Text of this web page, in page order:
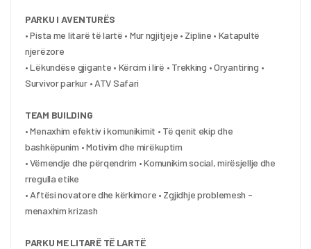
PARKU I AVENTURËS
• Pista me litarë të lartë • Mur ngjitjeje • Zipline • Katapultë
njerëzore
• Lëkundëse gjigante • Kërcim i lirë • Trekking • Oryantiring •
Survivor parkur • ATV Safari
TEAM BUILDING
• Menaxhim efektiv i komunikimit • Të qenit ekip dhe
bashkëpunim • Motivim dhe mirëkuptim
• Vëmendje dhe përqendrim • Komunikim social, mirësjellje dhe
rregulla etike
• Aftësi novatore dhe kërkimore • Zgjidhje problemesh -
menaxhim krizash
PARKU ME LITARË TË LARTË